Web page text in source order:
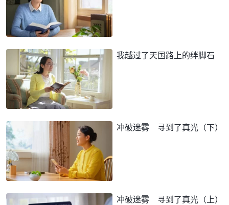
我越过了天国路上的绊脚石
冲破迷雾 寻到了真光（下）
冲破迷雾 寻到了真光（上）